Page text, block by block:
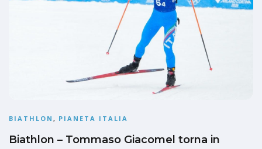
BIATHLON , PIANETA ITALIA
Biathlon – Tommaso Giacomel torna in